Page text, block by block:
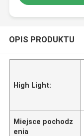
OPIS PRODUKTU
High Light:
Miejsce pochodz
enia